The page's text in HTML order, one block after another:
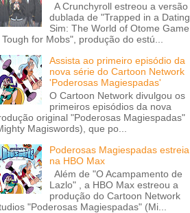
A Crunchyroll estreou a versão
dublada de "Trapped in a Dating
Sim: The World of Otome Game
Tough for Mobs", produção do estú...
Assista ao primeiro episódio da
nova série do Cartoon Network
'Poderosas Magiespadas'
O Cartoon Network divulgou os
primeiros episódios da nova
original "Poderosas Magiespadas"
Magiswords), que po...
Poderosas Magiespadas estreia
na HBO Max
Além de "O Acampamento de
Lazlo" , a HBO Max estreou a
produção do Cartoon Network
"Poderosas Magiespadas" (Mi...